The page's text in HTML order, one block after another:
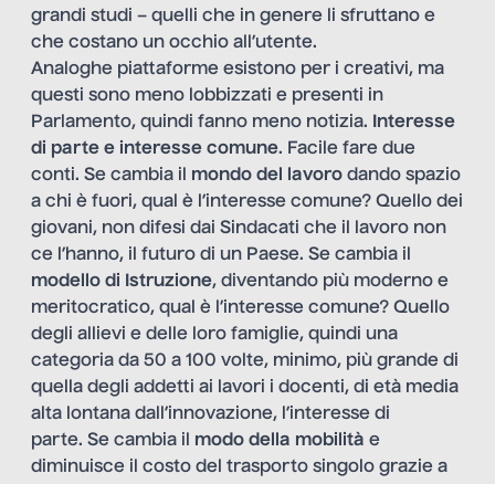
grandi studi – quelli che in genere li sfruttano e
che costano un occhio all’utente.
Analoghe piattaforme esistono per i creativi, ma
questi sono meno lobbizzati e presenti in
Parlamento, quindi fanno meno notizia.
Interesse
di parte e interesse comune. Facile fare due
conti. Se cambia il mondo del lavoro dando spazio
a chi è fuori, qual è l’interesse comune? Quello dei
giovani, non difesi dai Sindacati che il lavoro non
ce l’hanno, il futuro di un Paese. Se cambia il
modello di Istruzione, diventando più moderno e
meritocratico, qual è l’interesse comune? Quello
degli allievi e delle loro famiglie, quindi una
categoria da 50 a 100 volte, minimo, più grande di
quella degli addetti ai lavori i docenti, di età media
alta lontana dall’innovazione, l’interesse di
parte. Se cambia il modo della mobilità e
diminuisce il costo del trasporto singolo grazie a